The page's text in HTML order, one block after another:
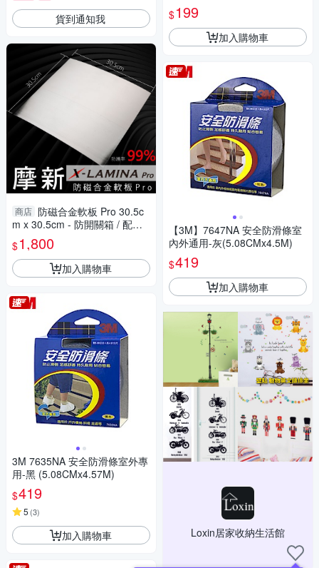
貨到通知我
商店 防磁合金軟板 Pro 30.5c
m x 30.5cm - 防開關箱 / 配電
盤 / 家電 / 冰箱 / 冷氣室外機等
低頻電磁波
$1,800
加入購物車
3M 7635NA 安全防滑條室外專
用-黑 (5.08CMx4.57M)
$419
5 (3)
加入購物車
貼 瓷磚裝飾貼 玻璃裝飾貼 鏡子
裝飾貼-正版
$199
加入購物車
【3M】7647NA 安全防滑條室
內外通用-灰(5.08CMx4.5M)
$419
加入購物車
Loxin居家收納生活館